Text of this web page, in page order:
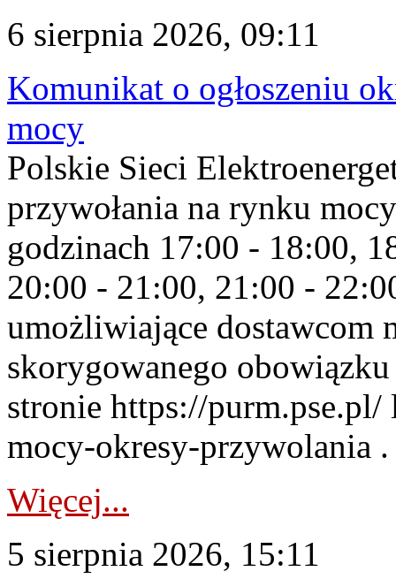
6 sierpnia 2026, 09:11
Komunikat o ogłoszeniu
mocy
Polskie Sieci
przywołania na rynku
godzinach 17:00 - 18:00,
20:00 - 21:00, 21:00 -
umożliwiające dostawcom
skorygowanego
stronie https://
mocy-okresy-przywolania
Więcej...
5 sierpnia 2026, 15:11